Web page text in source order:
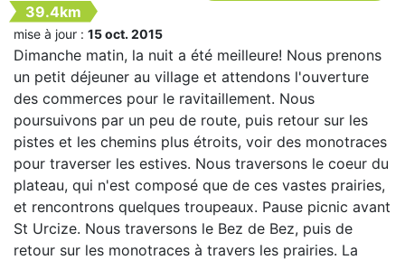
39.4km
mise à jour : 15 oct. 2015
Dimanche matin, la nuit a été meilleure! Nous prenons
un petit déjeuner au village et attendons l'ouverture
des commerces pour le ravitaillement. Nous
poursuivons par un peu de route, puis retour sur les
pistes et les chemins plus étroits, voir des monotraces
pour traverser les estives. Nous traversons le coeur du
plateau, qui n'est composé que de ces vastes prairies,
et rencontrons quelques troupeaux. Pause picnic avant
St Urcize. Nous traversons le Bez de Bez, puis de
retour sur les monotraces à travers les prairies. La